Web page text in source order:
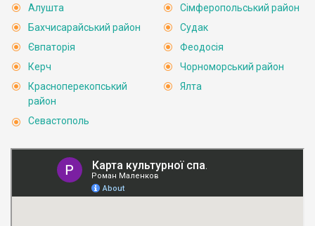
Алушта
Бахчисарайський район
Євпаторія
Керч
Красноперекопський
район
Севастополь
Сімферопольський район
Судак
Феодосія
Чорноморський район
Ялта